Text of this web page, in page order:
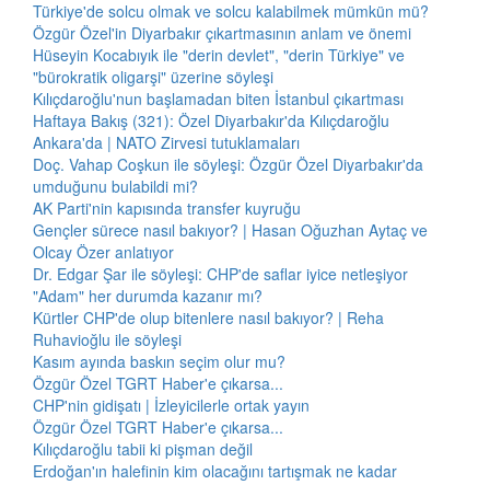
Türkiye'de solcu olmak ve solcu kalabilmek mümkün mü?
Özgür Özel'in Diyarbakır çıkartmasının anlam ve önemi
Hüseyin Kocabıyık ile "derin devlet", "derin Türkiye" ve
"bürokratik oligarşi" üzerine söyleşi
Kılıçdaroğlu'nun başlamadan biten İstanbul çıkartması
Haftaya Bakış (321): Özel Diyarbakır'da Kılıçdaroğlu
Ankara'da | NATO Zirvesi tutuklamaları
Doç. Vahap Coşkun ile söyleşi: Özgür Özel Diyarbakır'da
umduğunu bulabildi mi?
AK Parti'nin kapısında transfer kuyruğu
Gençler sürece nasıl bakıyor? | Hasan Oğuzhan Aytaç ve
Olcay Özer anlatıyor
Dr. Edgar Şar ile söyleşi: CHP'de saflar iyice netleşiyor
"Adam" her durumda kazanır mı?
Kürtler CHP'de olup bitenlere nasıl bakıyor? | Reha
Ruhavioğlu ile söyleşi
Kasım ayında baskın seçim olur mu?
Özgür Özel TGRT Haber'e çıkarsa...
CHP'nin gidişatı | İzleyicilerle ortak yayın
Özgür Özel TGRT Haber'e çıkarsa...
Kılıçdaroğlu tabii ki pişman değil
Erdoğan'ın halefinin kim olacağını tartışmak ne kadar